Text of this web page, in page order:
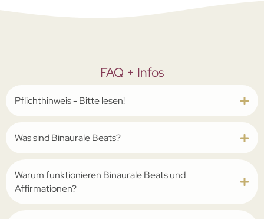
FAQ + Infos
Pflichthinweis - Bitte lesen!
Was sind Binaurale Beats?
Warum funktionieren Binaurale Beats und
Affirmationen?